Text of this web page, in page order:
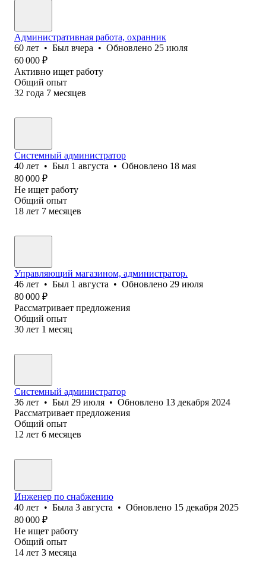
Административная работа, охранник
60 лет • Был вчера • Обновлено 25 июля
60 000 ₽
Активно ищет работу
Общий опыт
32 года 7 месяцев
Системный администратор
40 лет • Был 1 августа • Обновлено 18 мая
80 000 ₽
Не ищет работу
Общий опыт
18 лет 7 месяцев
Управляющий магазином, администратор.
46 лет • Был 1 августа • Обновлено 29 июля
80 000 ₽
Рассматривает предложения
Общий опыт
30 лет 1 месяц
Системный администратор
36 лет • Был 29 июля • Обновлено 13 декабря 2024
Рассматривает предложения
Общий опыт
12 лет 6 месяцев
Инженер по снабжению
40 лет • Была 3 августа • Обновлено 15 декабря 2025
80 000 ₽
Не ищет работу
Общий опыт
14 лет 3 месяца